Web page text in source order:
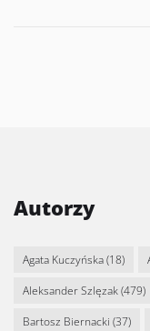
Autorzy
Agata Kuczyńska(18)
Aleksander Szlęzak(479)
Bartosz Biernacki (37)